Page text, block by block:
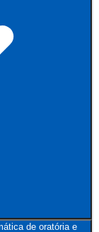
de oratória e